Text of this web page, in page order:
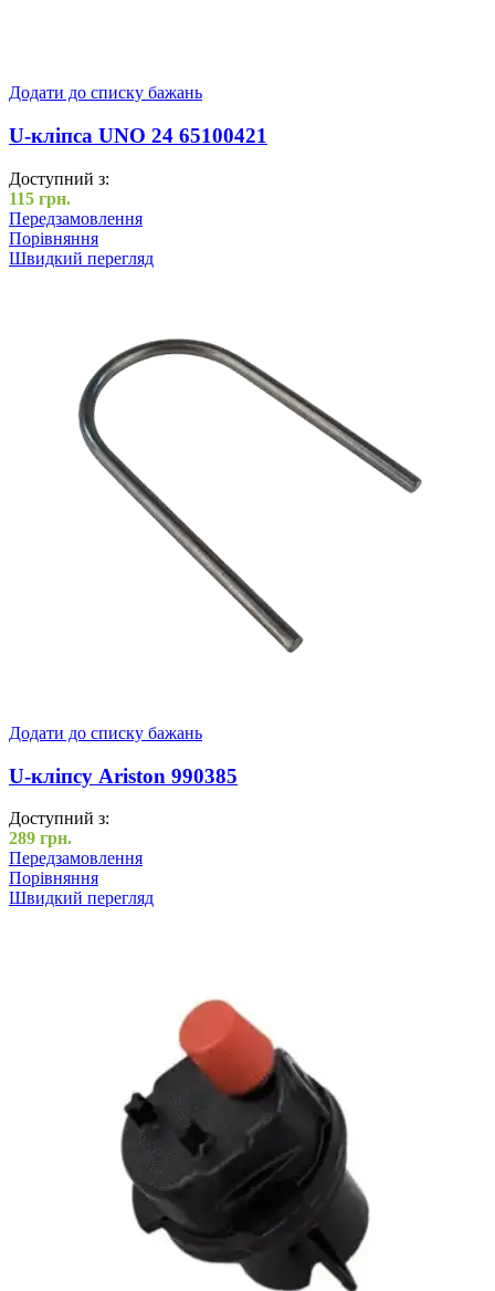
Додати до списку бажань
U-кліпса UNO 24 65100421
Доступний з:
115 грн.
Передзамовлення
Порівняння
Швидкий перегляд
Додати до списку бажань
U-кліпсу Ariston 990385
Доступний з:
289 грн.
Передзамовлення
Порівняння
Швидкий перегляд